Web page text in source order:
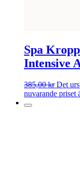
Spa
Intensive
385,00kr Det
nuvarande priset